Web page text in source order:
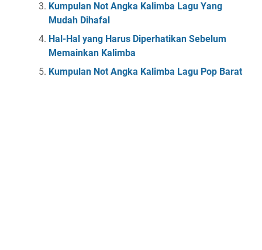
Kumpulan Not Angka Kalimba Lagu Yang
Mudah Dihafal
Hal-Hal yang Harus Diperhatikan Sebelum
Memainkan Kalimba
Kumpulan Not Angka Kalimba Lagu Pop Barat